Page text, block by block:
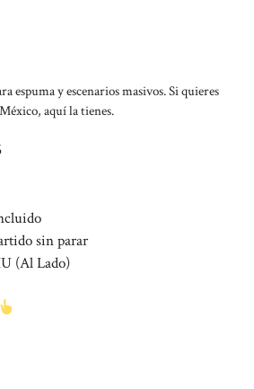
espuma y escenarios masivos. Si quieres
aquí la tienes.
sin parar
(Al Lado)